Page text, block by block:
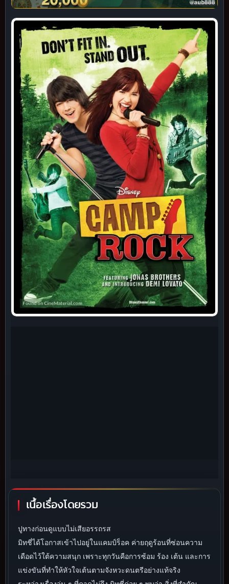
เนื้อเรื่องโดยรวม
ปูทางก่อนดูแบบไม่เสียอรรถรส
มิทชี่ได้โอกาสเข้าไปอยู่ในแคมป์ร็อค ค่ายฤดูร้อนที่ซ่อนความ
เดือดไว้ใต้ความสนุก เพราะทุกวันคือการซ้อม ร้อง เต้น และการ
แข่งขันที่ทำให้หัวใจเต้นตามจังหวะดนตรีอย่างแท้จริง